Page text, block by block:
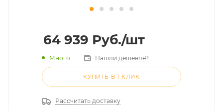
64 939 Руб./шт
Много Нашли дешевле?
КУПИТЬ В 1 КЛИК
Рассчитать доставку